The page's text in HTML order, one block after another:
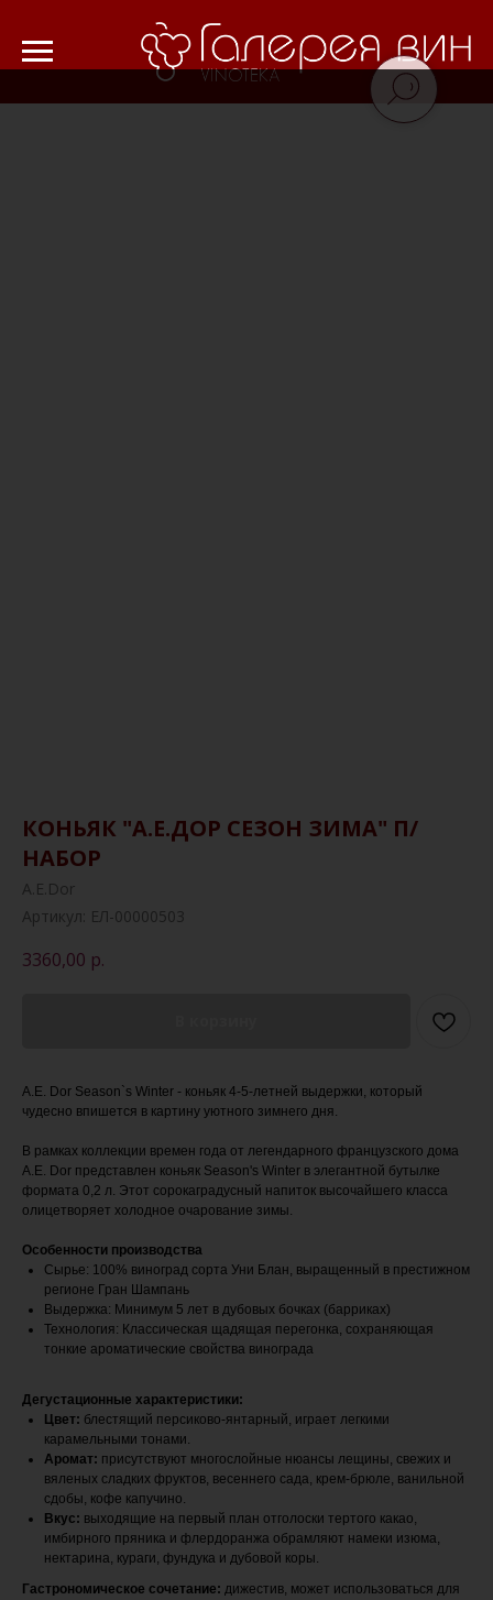
КОНЬЯК "А.Е.ДОР СЕЗОН ЗИМА" П/
НАБОР
A.E.Dor
Артикул: ЕЛ-00000503
3360,00 р.
A.E. Dor Season`s Winter - коньяк 4-5-летней выдержки, который
чудесно впишется в картину уютного зимнего дня.
В рамках коллекции времен года от легендарного французского дома
A.E. Dor представлен коньяк Season's Winter в элегантной бутылке
формата 0,2 л. Этот сорокаградусный напиток высочайшего класса
олицетворяет холодное очарование зимы.
Особенности производства
Сырье: 100% виноград сорта Уни Блан, выращенный в престижном
регионе Гран Шампань
Выдержка: Минимум 5 лет в дубовых бочках (барриках)
Технология: Классическая щадящая перегонка, сохраняющая
тонкие ароматические свойства винограда
Дегустационные характеристики:
Цвет: блестящий персиково-янтарный, играет легкими
карамельными тонами.
Аромат: присутствуют многослойные нюансы лещины, свежих и
вяленых сладких фруктов, весеннего сада, крем-брюле, ванильной
сдобы, кофе капучино.
Вкус: выходящие на первый план отголоски тертого какао,
имбирного пряника и флердоранжа обрамляют намеки изюма,
нектарина, кураги, фундука и дубовой коры.
Гастрономическое сочетание: дижестив, может использоваться для